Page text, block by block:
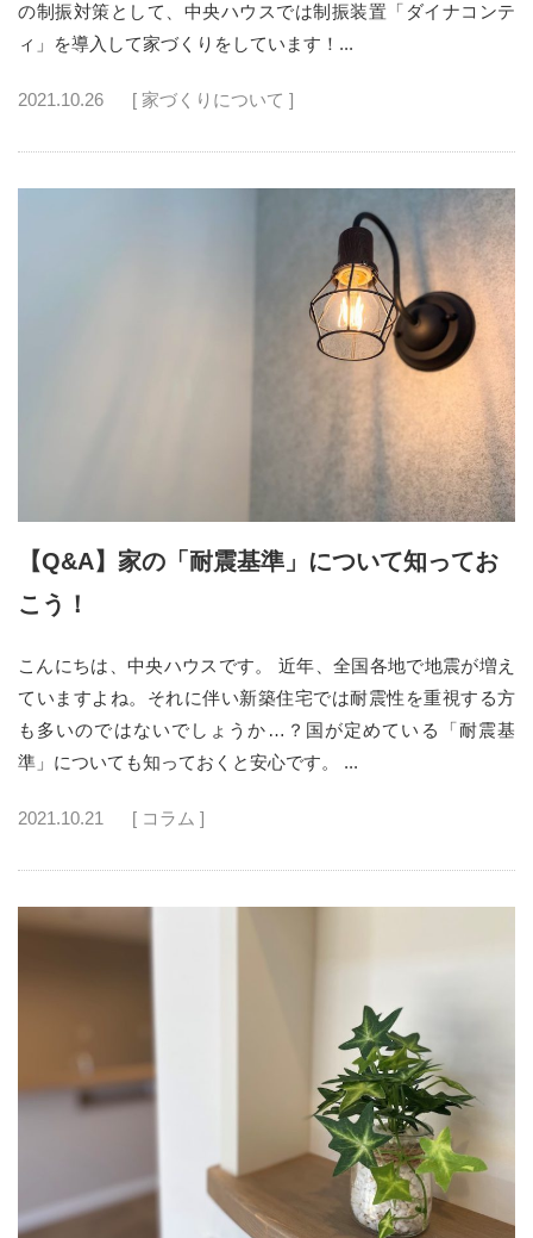
の制振対策として、中央ハウスでは制振装置「ダイナコンテ
ィ」を導入して家づくりをしています！...
2021.10.26 [ 家づくりについて ]
【Q&A】家の「耐震基準」について知ってお
こう！
こんにちは、中央ハウスです。 近年、全国各地で地震が増え
ていますよね。それに伴い新築住宅では耐震性を重視する方
も多いのではないでしょうか…？国が定めている「耐震基
準」についても知っておくと安心です。 ...
2021.10.21 [ コラム ]